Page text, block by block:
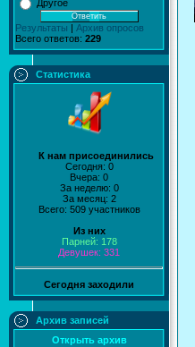
Другое
Результаты | Архив опросов
Всего ответов: 229
Статистика
К нам присоединились
Сегодня: 0
Вчера: 0
За неделю: 0
За месяц: 2
Всего: 509 участников
Из них
Парней: 178
Девушек: 331
Сегодня заходили
Архив записей
Открыть архив